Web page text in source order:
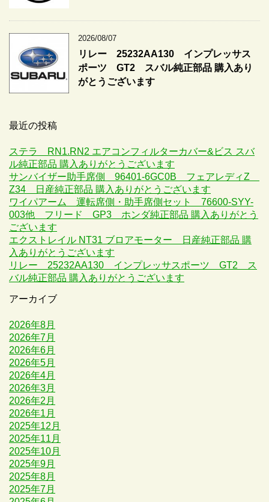
2026/08/07
リレー 25232AA130 インプレッサス
ポーツ GT2 スバル純正部品 購入あり
がとうございます
最近の投稿
ステラ RN1.RN2 エアコンフィルターカバー&ビス スバ
ル純正部品 購入ありがとうございます
サンバイザー助手席側 96401-6GC0B フェアレディZ
Z34 日産純正部品 購入ありがとうございます
ワイパアーム 運転席側・助手席側セット 76600-SYY-
003他 フリード GP3 ホンダ純正部品 購入ありがとう
ございます
エクストレイル NT31 ブロアモーター 日産純正部品 購
入ありがとうございます
リレー 25232AA130 インプレッサスポーツ GT2 ス
バル純正部品 購入ありがとうございます
アーカイブ
2026年8月
2026年7月
2026年6月
2026年5月
2026年4月
2026年3月
2026年2月
2026年1月
2025年12月
2025年11月
2025年10月
2025年9月
2025年8月
2025年7月